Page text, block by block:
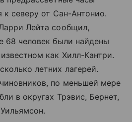
к северу от Сан-Антонио.
Лейта сообщил,
68 человек были найдены
как Хилл-Кантри.
летних лагерей.
по меньшей мере
в округах Трэвис, Бернет,